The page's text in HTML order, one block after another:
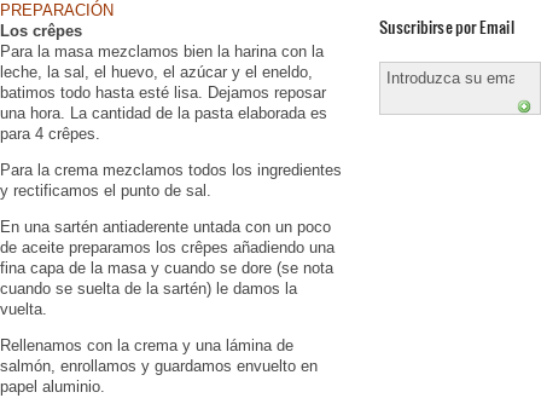
PREPARACIÓN
Los crêpes
Para la masa mezclamos bien la harina con la
leche, la sal, el huevo, el azúcar y el eneldo,
batimos todo hasta esté lisa. Dejamos reposar
una hora. La cantidad de la pasta elaborada es
para 4 crêpes.
Para la crema mezclamos todos los ingredientes
y rectificamos el punto de sal.
En una sartén antiaderente untada con un poco
de aceite preparamos los crêpes añadiendo una
fina capa de la masa y cuando se dore (se nota
cuando se suelta de la sartén) le damos la
vuelta.
Rellenamos con la crema y una lámina de
salmón, enrollamos y guardamos envuelto en
papel aluminio.
Suscribirse por Email